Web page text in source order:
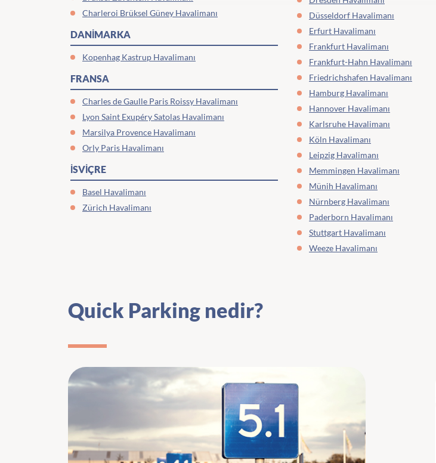
Charleroi Brüksel Güney Havalimanı
DANİMARKA
Kopenhag Kastrup Havalimanı
FRANSA
Charles de Gaulle Paris Roissy Havalimanı
Lyon Saint Exupéry Satolas Havalimanı
Marsilya Provence Havalimanı
Orly Paris Havalimanı
İSVİÇRE
Basel Havalimanı
Zürich Havalimanı
Düsseldorf Havalimanı
Erfurt Havalimanı
Frankfurt Havalimanı
Frankfurt-Hahn Havalimanı
Friedrichshafen Havalimanı
Hamburg Havalimanı
Hannover Havalimanı
Karlsruhe Havalimanı
Köln Havalimanı
Leipzig Havalimanı
Memmingen Havalimanı
Münih Havalimanı
Nürnberg Havalimanı
Paderborn Havalimanı
Stuttgart Havalimanı
Weeze Havalimanı
Quick Parking nedir?